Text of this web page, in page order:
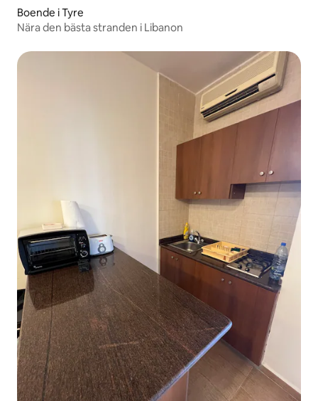
Boende i Tyre
Nära den bästa stranden i Libanon